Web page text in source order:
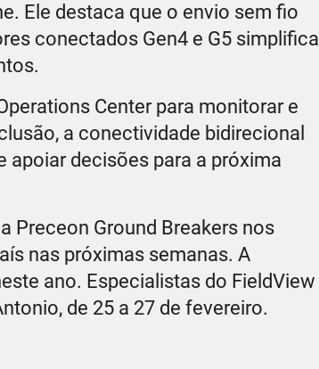
Ele destaca que o envio sem fio
conectados Gen4 e G5 simplifica
Center para monitorar e
a conectividade bidirecional
apoiar decisões para a próxima
Preceon Ground Breakers nos
nas próximas semanas. A
ano. Especialistas do FieldView
de 25 a 27 de fevereiro.